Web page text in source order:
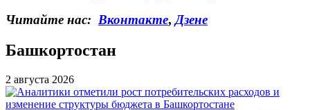
Читайте нас: Вконтакте,Дзене
Башкортостан
2 августа 2026